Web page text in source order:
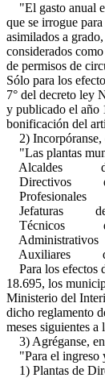
"El gasto anual
que se irrogue
asimilados a
considerados
de permisos de
Sólo para los
7° del decreto ley
y publicado el año
bonificación del
2) Incorpóranse,
"Las plantas
Alcaldes del
Directivos del
Profesionales
Jefaturas del
Técnicos del
Administrativos
Auxiliares del
Para los efectos
18.695, los
Ministerio del
dicho reglamento
meses siguientes
3) Agréganse,
"Para el ingreso
1) Plantas de